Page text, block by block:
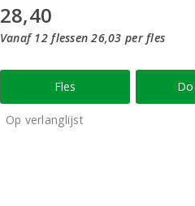
28,40
Vanaf 12 flessen 26,03 per fles
Fles
Op verlanglijst